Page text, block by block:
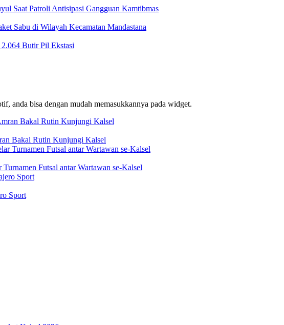
Saat Patroli Antisipasi Gangguan Kamtibmas
Sabu di Wilayah Kecamatan Mandastana
Butir Pil Ekstasi
anda bisa dengan mudah memasukkannya pada widget.
Bakal Rutin Kunjungi Kalsel
Futsal antar Wartawan se-Kalsel
Sport